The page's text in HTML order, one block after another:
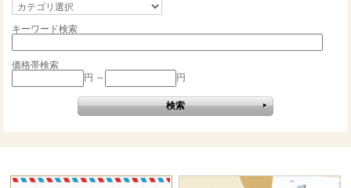
キーワード検索
価格帯検索
円 ～
円